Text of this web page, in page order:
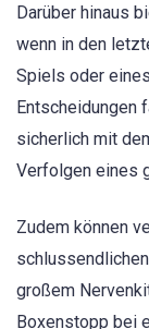
Darüber hinaus
wenn in den
Spiels oder
Entscheidungen
sicherlich mit
Verfolgen eines
Zudem können
großem
Boxenstopp bei